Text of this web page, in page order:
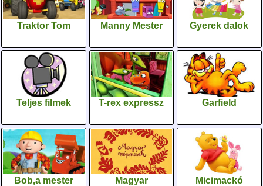
Traktor Tom Manny Mester Gyerek dalok
Teljes filmek T-rex expressz Garfield
Bob,a mester
Magyar
Micimackó